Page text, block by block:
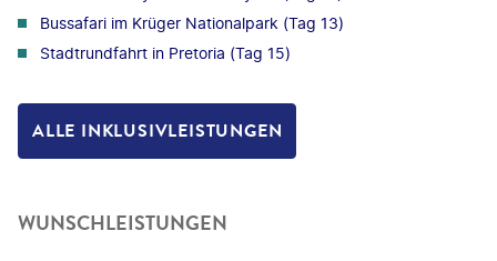
Bussafari im Krüger Nationalpark (Tag 13)
Stadtrundfahrt in Pretoria (Tag 15)
ALLE INKLUSIVLEISTUNGEN
WUNSCHLEISTUNGEN